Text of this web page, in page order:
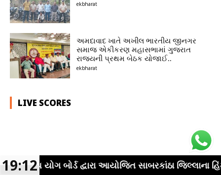
ekbharat
અમદાવાદ ખાતે અખીલ ભારતીય જીનગર
સમાજ એકીકરણ મહાસભામાં ગુજરાત
રાજ્યની પ્રથમ બેઠક યોજાઈ..
ekbharat
LIVE SCORES
બોર્ડ દ્વારા આયોજિત સાબરકાંઠા જિલ્લાના હિંમતનગર
19:12